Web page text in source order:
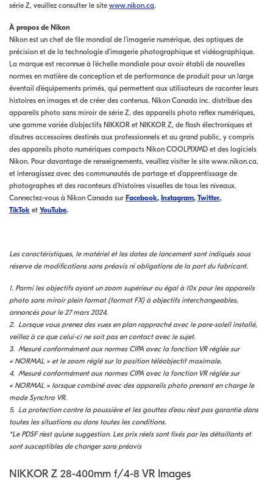
série Z, veuillez consulter le site www.nikon.ca.
À propos de Nikon
Nikon est un chef de file mondial de l’imagerie numérique, des optiques de
précision et de la technologie d’imagerie photographique et vidéographique.
La marque est reconnue à l’échelle mondiale pour avoir établi de nouvelles
normes en matière de conception et de performance de produit pour un large
éventail d’équipements primés, qui permettent aux utilisateurs de raconter leurs
histoires en images et de créer des contenus. Nikon Canada inc. distribue des
appareils photo sans miroir de série Z, des appareils photo reflex numériques,
une gamme variée d’objectifs NIKKOR et NIKKOR Z, de flash électroniques et
d’autres accessoires destinés aux professionnels et au grand public, y compris
des appareils photo numériques compacts Nikon COOLPIXMD et des logiciels
Nikon. Pour davantage de renseignements, veuillez visiter le site www.nikon.ca,
et interagissez avec des communautés de partage et d’apprentissage de
photographes et des raconteurs d’histoires visuelles de tous les niveaux.
Connectez-vous à Nikon Canada sur Facebook, Instagram, Twitter,
TikTok et YouTube.
Les caractéristiques, le matériel et les dates de lancement sont indiqués sous
réserve de modifications sans préavis ni obligations de la part du fabricant.
1. Parmi les objectifs ayant un zoom supérieur ou égal à 10x pour les appareils
photo sans miroir plein format (format FX) à objectifs interchangeables,
annoncés pour le 27 mars 2024.
2. Lorsque vous prenez des vues en plan rapproché avec le pare-soleil installé,
veillez à ce que celui-ci ne soit pas en contact avec le sujet.
3. Mesuré conformément aux normes CIPA avec la fonction VR réglée sur
« NORMAL » et le zoom réglé sur la position téléobjectif maximale.
4. Mesuré conformément aux normes CIPA avec la fonction VR réglée sur
« NORMAL » lorsque combiné avec des appareils photo prenant en charge le
mode Synchro VR.
5. La protection contre la poussière et les gouttes d’eau n’est pas garantie dans
toutes les situations ou dans toutes les conditions.
*Le PDSF n’est qu’une suggestion. Les prix réels sont fixés par les détaillants et
sont susceptibles de changer sans préavis
NIKKOR Z 28-400mm f/4-8 VR Images